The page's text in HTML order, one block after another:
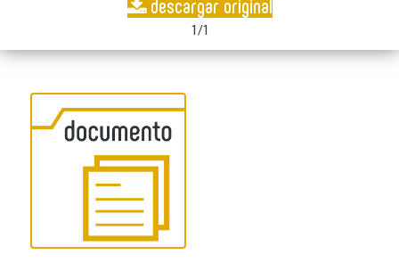
descargar original
1/1